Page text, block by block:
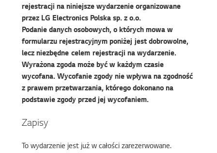
rejestracji na niniejsze wydarzenie organizowane
przez LG Electronics Polska sp. z o.o.
Podanie danych osobowych, o których mowa w
formularzu rejestracyjnym poniżej jest dobrowolne,
lecz niezbędne celem rejestracji na wydarzenie.
Wyrażona zgoda może być w każdym czasie
wycofana. Wycofanie zgody nie wpływa na zgodność
z prawem przetwarzania, którego dokonano na
podstawie zgody przed jej wycofaniem.
Zapisy
To wydarzenie jest już w całości zarezerwowane.